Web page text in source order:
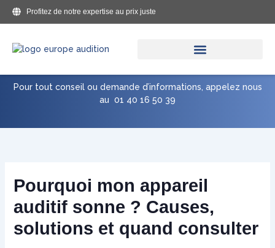
Aller
Profitez de notre expertise au prix juste
Pour tout conseil ou demande d’informations, appelez nous
au 01 40 16 50 39
Pourquoi mon appareil
auditif sonne ? Causes,
solutions et quand consulter